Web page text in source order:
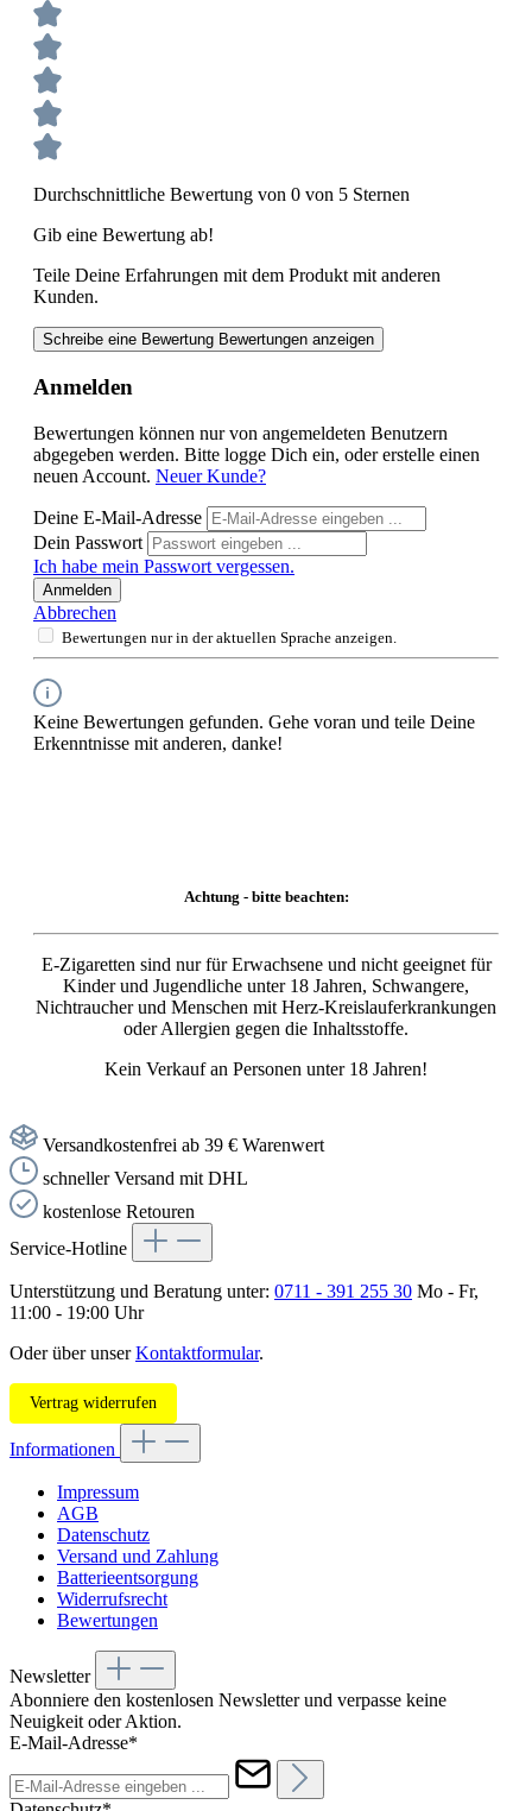
Durchschnittliche Bewertung von 0 von 5 Sternen
Gib eine Bewertung ab!
Teile Deine Erfahrungen mit dem Produkt mit anderen
Kunden.
Schreibe eine Bewertung Bewertungen anzeigen
Anmelden
Bewertungen können nur von angemeldeten Benutzern
abgegeben werden. Bitte logge Dich ein, oder erstelle einen
neuen Account. Neuer Kunde?
Deine E-Mail-Adresse
Dein Passwort
Ich habe mein Passwort vergessen.
Anmelden
Abbrechen
Bewertungen nur in der aktuellen Sprache anzeigen.
Keine Bewertungen gefunden. Gehe voran und teile Deine
Erkenntnisse mit anderen, danke!
Achtung - bitte beachten:
E-Zigaretten sind nur für Erwachsene und nicht geeignet für
Kinder und Jugendliche unter 18 Jahren, Schwangere,
Nichtraucher und Menschen mit Herz-Kreislauferkrankungen
oder Allergien gegen die Inhaltsstoffe.
Kein Verkauf an Personen unter 18 Jahren!
Versandkostenfrei ab 39 € Warenwert
schneller Versand mit DHL
kostenlose Retouren
Service-Hotline
Unterstützung und Beratung unter: 0711 - 391 255 30 Mo - Fr,
11:00 - 19:00 Uhr
Oder über unserKontaktformular.
Vertrag widerrufen
Informationen
Impressum
AGB
Datenschutz
Versand und Zahlung
Batterieentsorgung
Widerrufsrecht
Bewertungen
Newsletter
Abonniere den kostenlosen Newsletter und verpasse keine
Neuigkeit oder Aktion.
E-Mail-Adresse*